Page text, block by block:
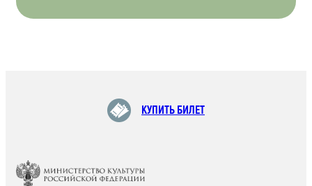
КУПИТЬ БИЛЕТ